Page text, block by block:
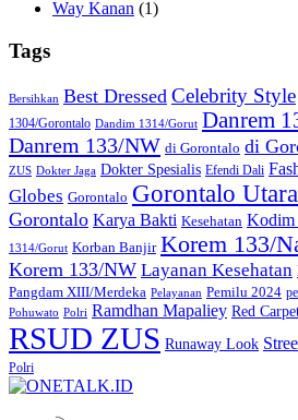
Way Kanan (1)
Tags
Bersihkan Best Dressed Celebrity Style
1304/Gorontalo Dandim 1314/Gorut Danrem
Danrem 133/NW di Gorontalo di
ZUS Dokter Jaga Dokter Spesialis Efendi Dali
Globes Gorontalo Gorontalo Utara
Gorontalo Karya Bakti Kesehatan Kodim
1314/Gorut Korban Banjir Korem 133/
Korem 133/NW Layanan Kesehatan
Pangdam XIII/Merdeka Pelayanan Pemilu 2024
Pohuwato Polri Ramdhan Mapaliey Red
RSUD ZUS Runaway Look
Polri